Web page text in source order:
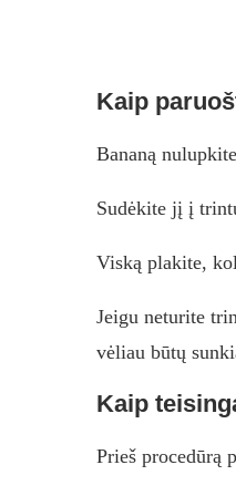
Kaip
Bananą
Sudėkite jį į
Viską plakite,
Jeigu neturite
vėliau būtų
Kaip
Prieš procedūrą